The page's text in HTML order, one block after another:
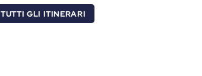
TUTTI GLI ITINERARI